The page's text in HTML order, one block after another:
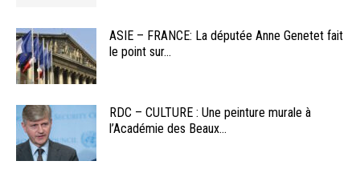
ASIE – FRANCE: La députée Anne Genetet fait
le point sur...
RDC – CULTURE : Une peinture murale à
l’Académie des Beaux...